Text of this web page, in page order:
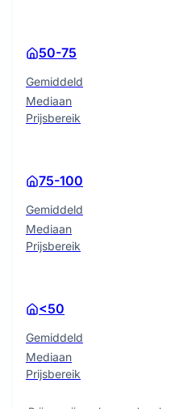
50-75
Gemiddeld
Mediaan
Prijsbereik
75-100
Gemiddeld
Mediaan
Prijsbereik
<50
Gemiddeld
Mediaan
Prijsbereik